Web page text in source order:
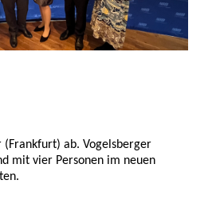
(Frankfurt) ab. Vogelsberger
mit vier Personen im neuen